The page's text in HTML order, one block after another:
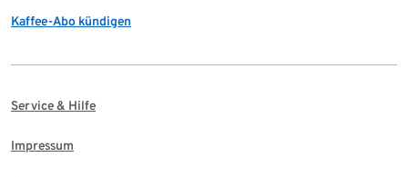
Kaffee-Abo kündigen
Service & Hilfe
Impressum